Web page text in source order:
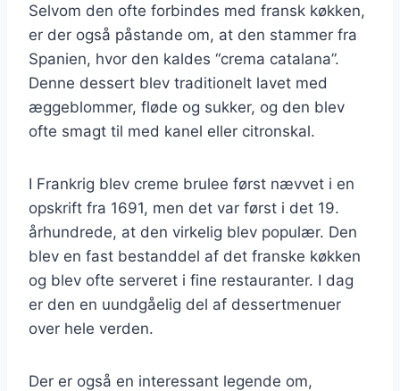
Selvom den ofte forbindes med fransk køkken,
er der også påstande om, at den stammer fra
Spanien, hvor den kaldes “crema catalana”.
Denne dessert blev traditionelt lavet med
æggeblommer, fløde og sukker, og den blev
ofte smagt til med kanel eller citronskal.
I Frankrig blev creme brulee først nævvet i en
opskrift fra 1691, men det var først i det 19.
århundrede, at den virkelig blev populær. Den
blev en fast bestanddel af det franske køkken
og blev ofte serveret i fine restauranter. I dag
er den en uundgåelig del af dessertmenuer
over hele verden.
Der er også en interessant legende om,